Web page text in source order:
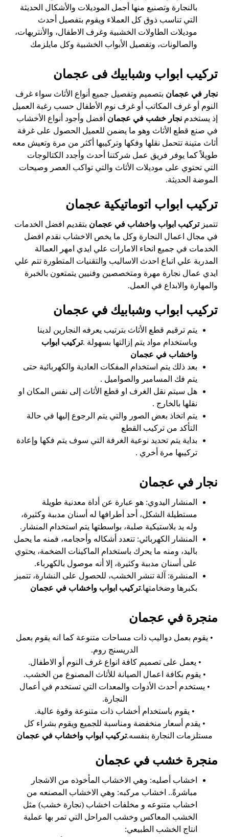
بالنجارة وتصنيع منها أجمل الموديلات والأشكال الحديثة
التي تناسب ذوق كل العملاء ويقوم بتفصيل أحدث
موديلات الطاولات الخشبية وغرف الاطفال، والأنتريهات،
والصالونات، وتفصيل الأبواب الخشبية وكل مايلزمك
تركيب ابواب وشبابيك فى عجمان
نجار في عجمان بتصميم وتفصيل جميع أنواع الأثاث سواء غرف
النوم أو غرف المكاتب أو غرف نوم الأطفال حسب رغبة العميل
إذ يستخدمنجار خشب في عجمان أفضل وأجود أنواع الأخشاب
في صنع قطع الأثاث وهو ما يضمن للعميل الحصول على غرفة
أثاث متينة تتحمل نقلها وفكها وتركيبها أكثر من مرة وتعيش معه
طويلاً كما يوفر فريق عمل شركتنا أحدث وأجدد الكتالوجات
التي تحتوي على موديلات الأثاث والتي تواكب العصر وصيحات
الموضة الحديثة.
تركيب ابواب اتوماتيكية عجمان
تتميز تركيب ابواب واخشاب في عجمان بتقديم افضل الخدمات
في مجال اعمال النجارة وكل ما يخص الاخشاب نقدم افضل
الخدمات في جميع انحاء الامارات علي ايدي امهر العمالة
المدربة علي اتباع احدث الاساليب والتقنيات المتطورة تتم علي
ايدي عمال نجارة مهرة ومتخصصين وفنيين يتمتعون بالخبرة
والمهارة والابداع في العمل.
تركيب ابواب وشبابيك في عجمان
يتم ترقيم قطع الأثاث بترتيب يعرفه النجارين لدينا
وباستخدام مواد يتم إزالتها بسهولة .تركيب ابواب
واخشاب في عجمان
بعد ذلك يتم استخدام المفكات العادية والكهربائية حتى
يتم فك المسامير والصواميل .
هل سيتم نقل الغرف او قطع الأثاث إلى نفس المكان او
نقلها بالخارج .
يتم اتخاذ بعض الصور والتي يتم الرجوع إليها في حالة
التأكد من تركيب القطع
بداية يتم تحديد نوعية الغرفة التي سوف يتم فكها وإعادة
تركيبها مرة أخري .
نجار في عجمان
المنشار اليدوي: هو عبارة عن أداة معدنية طويلة
مستطيلة الشكل، أحد أطرافها له أسنان مدببة وكثيرة،
وله يد بلاستيكية صلبة، بواسطتها يتم استخدام المنشار.
المنشار الكهربائي: تتعدد أشكاله وأحجامه، فمنه ما يحمل
باليد، ومنه ما يحرك باستخدام الماكينات الضخمة، يحتوي
على أسنان مدببة وكثيرة، إلا أنه موصول بالكهرباء.
المنشرة: آلة تنشر الخشب، للحصول على النشارة، تتميز
بكبرها وضخامتها.تركيب ابواب واخشاب في عجمان
منجرة في عجمان
• يقوم بعمل دواليب ذات مساحات متنوعة كما انه يقوم بعمل
الدريسنج روم.
• يعمل على تصميم كافة انواع غرف النوم أو الاطفال.
• يقوم بكافة اعمال الصيانة للأثاث المصنوع من الخشب.
• يستخدم أحدث الأدوات والمعدات التي تستخدم في أعمال
النجارة.
• يقوم باستخدام أخشاب ذات متنوعة وقوة عالية.
• يقدم أسعار منخفضة ومناسبة للجميع ويقوم بشراء كل
مستلزمات النجارة بنفسه.تركيب ابواب واخشاب في عجمان
منجرة خشب في عجمان
اخشاب أصليه: وهي الاخشاب المأخوذه من الاشجار
مباشرةً.. اخشاب مركبه: وهي الاخشاب المصنعه من
اخشاب متنوعه و مخلفات اخشاب (نجارة خشب) مثل
الخشب المعاكس وخشب المراحل التي تمر بها عملية
انتاج الخشب الطبيعي: